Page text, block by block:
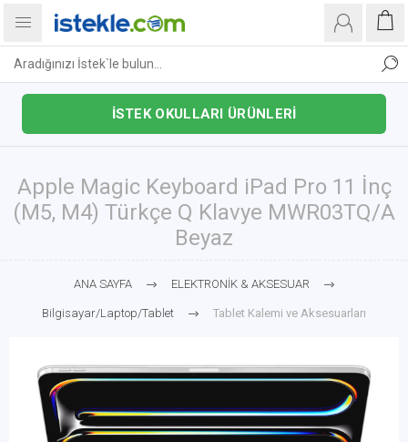
İSTEK OKULLARI ÜRÜNLERİ
Apple Magic Keyboard iPad Pro 11 İnç
(M5, M4) Türkçe Q Klavye MWR03TQ/A
Beyaz
ANA SAYFA ELEKTRONİK & AKSESUAR
Bilgisayar/Laptop/Tablet Tablet Kalemi ve Aksesuarları